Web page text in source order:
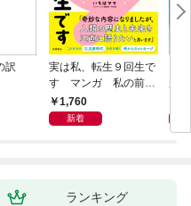
訳
実は私、転生９回生で
す マンガ 私の前世
物語1,760
新着
が
ランキング